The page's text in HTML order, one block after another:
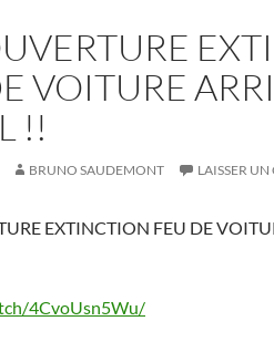
VOITURE
!!
BRUNO SAUDEMONT LAISSER
EXTINCTION FEU DE
4CvoUsn5Wu/